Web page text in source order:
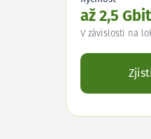
až 2,5
V závislosti na